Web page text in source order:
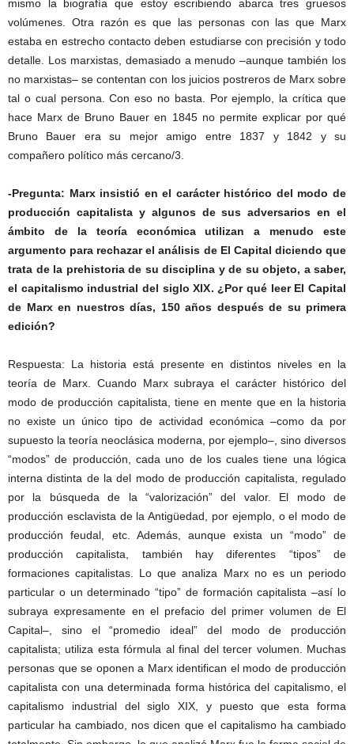
mismo la biografía que estoy escribiendo abarca tres gruesos
volúmenes. Otra razón es que las personas con las que Marx
estaba en estrecho contacto deben estudiarse con precisión y todo
detalle. Los marxistas, demasiado a menudo –aunque también los
no marxistas– se contentan con los juicios postreros de Marx sobre
tal o cual persona. Con eso no basta. Por ejemplo, la crítica que
hace Marx de Bruno Bauer en 1845 no permite explicar por qué
Bruno Bauer era su mejor amigo entre 1837 y 1842 y su
compañero político más cercano/3.
-Pregunta: Marx insistió en el carácter histórico del modo de
producción capitalista y algunos de sus adversarios en el
ámbito de la teoría económica utilizan a menudo este
argumento para rechazar el análisis de El Capital diciendo que
trata de la prehistoria de su disciplina y de su objeto, a saber,
el capitalismo industrial del siglo XIX. ¿Por qué leer El Capital
de Marx en nuestros días, 150 años después de su primera
edición?
Respuesta: La historia está presente en distintos niveles en la
teoría de Marx. Cuando Marx subraya el carácter histórico del
modo de producción capitalista, tiene en mente que en la historia
no existe un único tipo de actividad económica –como da por
supuesto la teoría neoclásica moderna, por ejemplo–, sino diversos
“modos” de producción, cada uno de los cuales tiene una lógica
interna distinta de la del modo de producción capitalista, regulado
por la búsqueda de la “valorización” del valor. El modo de
producción esclavista de la Antigüedad, por ejemplo, o el modo de
producción feudal, etc. Además, aunque exista un “modo” de
producción capitalista, también hay diferentes “tipos” de
formaciones capitalistas. Lo que analiza Marx no es un periodo
particular o un determinado “tipo” de formación capitalista –así lo
subraya expresamente en el prefacio del primer volumen de El
Capital–, sino el “promedio ideal” del modo de producción
capitalista; utiliza esta fórmula al final del tercer volumen. Muchas
personas que se oponen a Marx identifican el modo de producción
capitalista con una determinada forma histórica del capitalismo, el
capitalismo industrial del siglo XIX, y puesto que esta forma
particular ha cambiado, nos dicen que el capitalismo ha cambiado